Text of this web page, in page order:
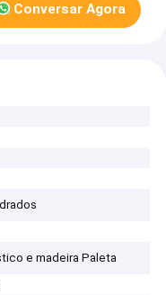
Conversar Agora
e madeira Paleta